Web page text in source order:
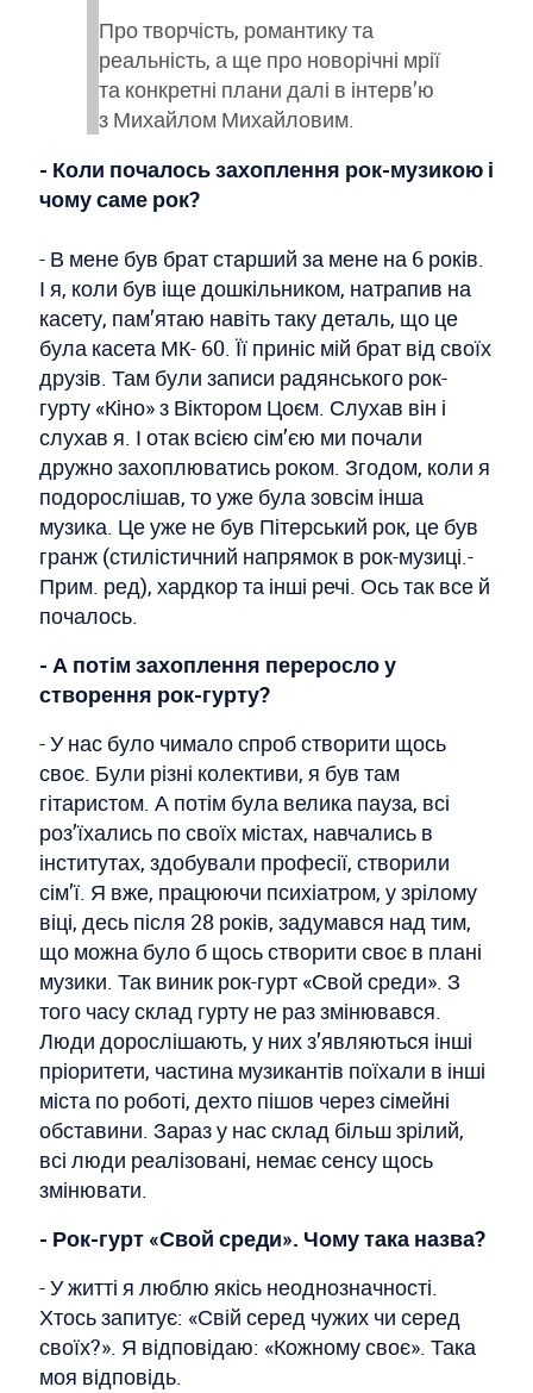
Про творчість, романтику та
реальність, а ще про новорічні мрії
та конкретні плани далі в інтерв’ю
з Михайлом Михайловим.
- Коли почалось захоплення рок-музикою і
чому саме рок?
- В мене був брат старший за мене на 6 років.
І я, коли був іще дошкільником, натрапив на
касету, пам’ятаю навіть таку деталь, що це
була касета МК- 60. Її приніс мій брат від своїх
друзів. Там були записи радянського рок-
гурту «Кіно» з Віктором Цоєм. Слухав він і
слухав я. І отак всією сім’єю ми почали
дружно захоплюватись роком. Згодом, коли я
подорослішав, то уже була зовсім інша
музика. Це уже не був Пітерський рок, це був
гранж (стилістичний напрямок в рок-музиці.-
Прим. ред), хардкор та інші речі. Ось так все й
почалось.
- А потім захоплення переросло у
створення рок-гурту?
- У нас було чимало спроб створити щось
своє. Були різні колективи, я був там
гітаристом. А потім була велика пауза, всі
роз’їхались по своїх містах, навчались в
інститутах, здобували професії, створили
сім’ї. Я вже, працюючи психіатром, у зрілому
віці, десь після 28 років, задумався над тим,
що можна було б щось створити своє в плані
музики. Так виник рок-гурт «Свой среди». З
того часу склад гурту не раз змінювався.
Люди дорослішають, у них з’являються інші
пріоритети, частина музикантів поїхали в інші
міста по роботі, дехто пішов через сімейні
обставини. Зараз у нас склад більш зрілий,
всі люди реалізовані, немає сенсу щось
змінювати.
- Рок-гурт «Свой среди». Чому така назва?
- У житті я люблю якісь неоднозначності.
Хтось запитує: «Свій серед чужих чи серед
своїх?». Я відповідаю: «Кожному своє». Така
моя відповідь.